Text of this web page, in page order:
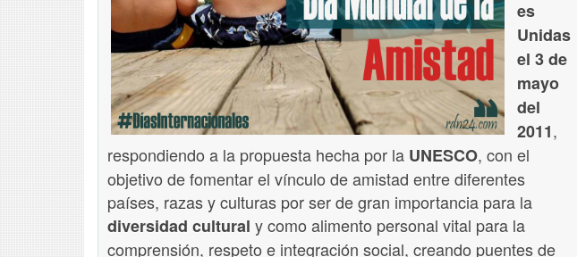
es
Unidas
el 3 de
mayo
del
2011,
respondiendo a la propuesta hecha por la UNESCO, con el
objetivo de fomentar el vínculo de amistad entre diferentes
países, razas y culturas por ser de gran importancia para la
diversidad cultural y como alimento personal vital para la
comprensión, respeto e integración social, creando puentes de